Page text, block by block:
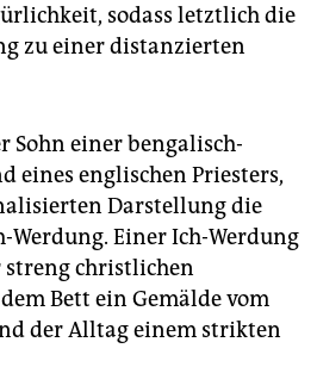
sodass letztlich die
zu einer distanzierten
Sohn einer bengalisch-
eines englischen Priesters,
Darstellung die
Werdung. Einer Ich-Werdung
streng christlichen
Bett ein Gemälde vom
der Alltag einem strikten